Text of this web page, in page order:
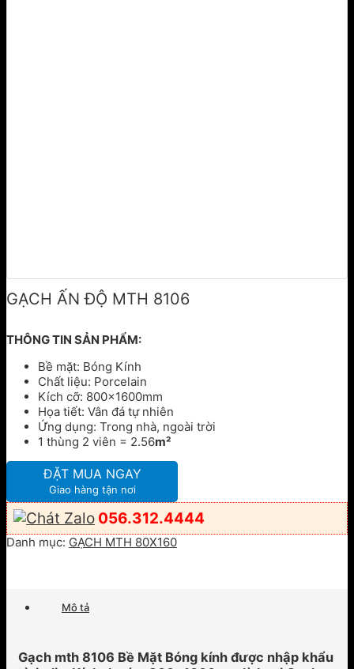
GẠCH ẤN ĐỘ MTH 8106
THÔNG TIN SẢN PHẨM:
Bề mặt: Bóng Kính
Chất liệu: Porcelain
Kích cỡ: 800x1600mm
Họa tiết: Vân đá tự nhiên
Ứng dụng: Trong nhà, ngoài trời
1 thùng 2 viên = 2.56m²
ĐẶT MUA NGAY
Giao hàng tận nơi
056.312.4444
Danh mục: GẠCH MTH 80X160
Mô tả
Gạch mth 8106 Bề Mặt Bóng kính được nhập khẩu